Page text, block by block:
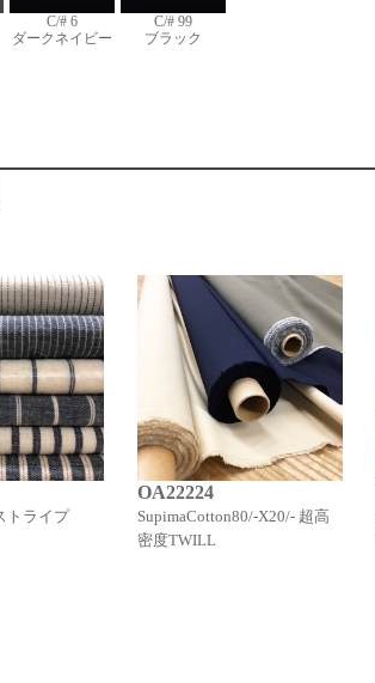
C/# 6
ダークネイビー
C/# 99
ブラック
トライプ
OA22224
SupimaCotton80/-X20/- 超高
密度TWILL